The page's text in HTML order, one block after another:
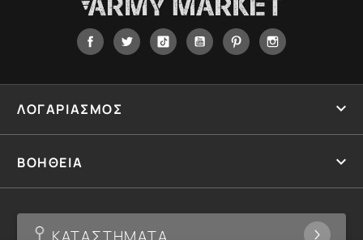
FacebookTwitter Tiktok YouTube Pinterest
ΚΑΤΑΣΤΗΜΑΤΑ
ΒΟΗΘΕΙΑ 
ΛΟΓΑΡΙΑΣΜΟΣ 